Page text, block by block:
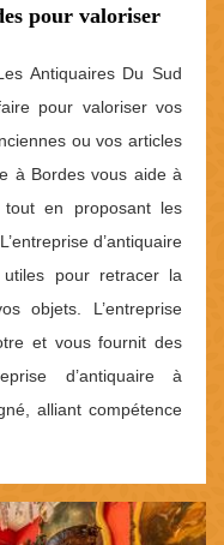
pour valoriser
Antiquaires Du Sud
pour valoriser vos
ou vos articles
à Bordes vous aide à
en proposant les
d’antiquaire
pour retracer la
objets. L’entreprise
et vous fournit des
d’antiquaire à
alliant compétence